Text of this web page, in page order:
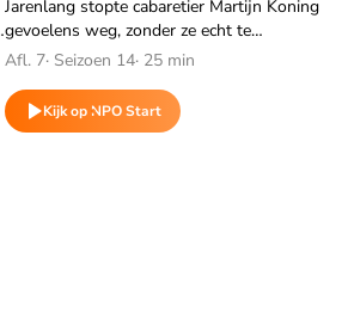
Jarenlang stopte cabaretier Martijn Koning
gevoelens weg, zonder ze echt te
onderhouden. Nu dwingen die zaken hem tot
2021 overleed.
Afl. 7· Seizoen 14· 25 min
Kijk op NPO Start